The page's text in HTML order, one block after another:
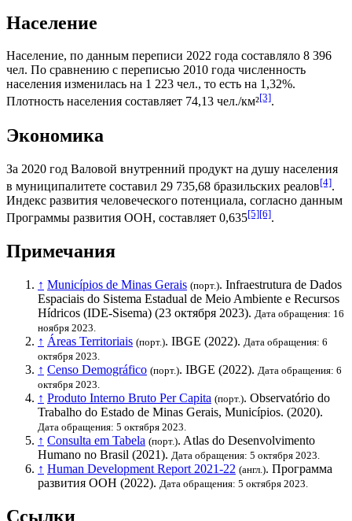
Население
Население, по данным переписи 2022 года составляло 8 396
чел. По сравнению с переписью 2010 года численность
населения изменилась на 1 223 чел., то есть на 1,32%.
Плотность населения составляет 74,13 чел./км²[3].
Экономика
За 2020 год Валовой внутренний продукт на душу населения
в муниципалитете составил 29 735,68 бразильских реалов[4].
Индекс развития человеческого потенциала, согласно данным
Программы развития ООН, составляет 0,635[5][6].
Примечания
↑ Municípios de Minas Gerais (порт.). Infraestrutura de Dados
Espaciais do Sistema Estadual de Meio Ambiente e Recursos
Hídricos (IDE-Sisema) (23 октября 2023). Дата обращения: 16
ноября 2023.
↑ Áreas Territoriais (порт.). IBGE (2022). Дата обращения: 6
октября 2023.
↑ Censo Demográfico (порт.). IBGE (2022). Дата обращения: 6
октября 2023.
↑ Produto Interno Bruto Per Capita (порт.). Observatório do
Trabalho do Estado de Minas Gerais, Municípios. (2020).
Дата обращения: 5 октября 2023.
↑ Consulta em Tabela (порт.). Atlas do Desenvolvimento
Humano no Brasil (2021). Дата обращения: 5 октября 2023.
↑ Human Development Report 2021-22 (англ.). Программа
развития ООН (2022). Дата обращения: 5 октября 2023.
Ссылки